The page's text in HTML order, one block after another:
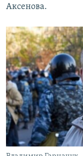
Аксенова.